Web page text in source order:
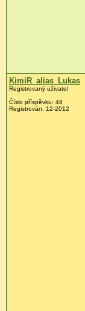
KimiR_alias_Lukas
Registrovaný uživatel
Číslo příspěvku: 48
Registrován: 12-2012